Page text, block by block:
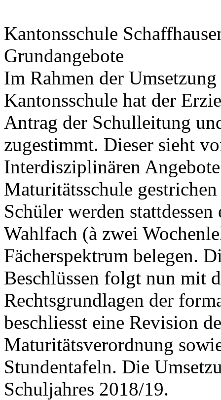
Kantonsschule
Grundangebote
Im Rahmen der
Kantonsschule hat der
Antrag der Schulleitung
zugestimmt. Dieser sieht
Interdisziplinären
Maturitätsschule
Schüler werden
Wahlfach (à zwei
Fächerspektrum belegen.
Beschlüssen folgt nun mit
Rechtsgrundlagen der
beschliesst eine Revision
Maturitätsverordnung
Stundentafeln. Die
Schuljahres 2018/19.